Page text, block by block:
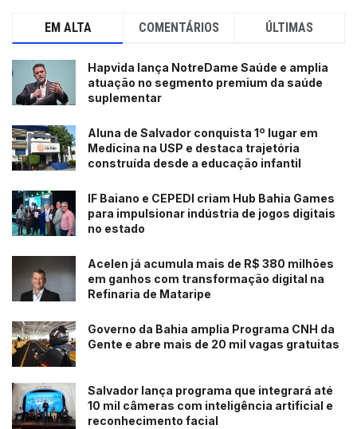
EM ALTA COMENTÁRIOS ÚLTIMAS
Hapvida lança NotreDame Saúde e amplia
atuação no segmento premium da saúde
suplementar
Aluna de Salvador conquista 1º lugar em
Medicina na USP e destaca trajetória
construída desde a educação infantil
IF Baiano e CEPEDI criam Hub Bahia Games
para impulsionar indústria de jogos digitais
no estado
Acelen já acumula mais de R$ 380 milhões
em ganhos com transformação digital na
Refinaria de Mataripe
Governo da Bahia amplia Programa CNH da
Gente e abre mais de 20 mil vagas gratuitas
Salvador lança programa que integrará até
10 mil câmeras com inteligência artificial e
reconhecimento facial